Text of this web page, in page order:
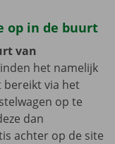
op in de buurt
van
het namelijk
bereikt via het
op te
dan
achter op de site